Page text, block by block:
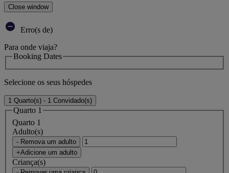
Close window
Erro(s de)
Para onde viaja?
Booking Dates
Selecione os seus hóspedes
1 Quarto(s) - 1 Convidado(s)
Quarto 1
Quarto 1
Adulto(s)
- Remova um adulto
+Adicione um adulto
Criança(s)